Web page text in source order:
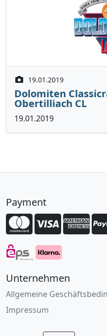
19.01.2019
Dolomiten
Obertilliach CL
19.01.2019
Payment
Unternehmen
Allgemeine
Impressum